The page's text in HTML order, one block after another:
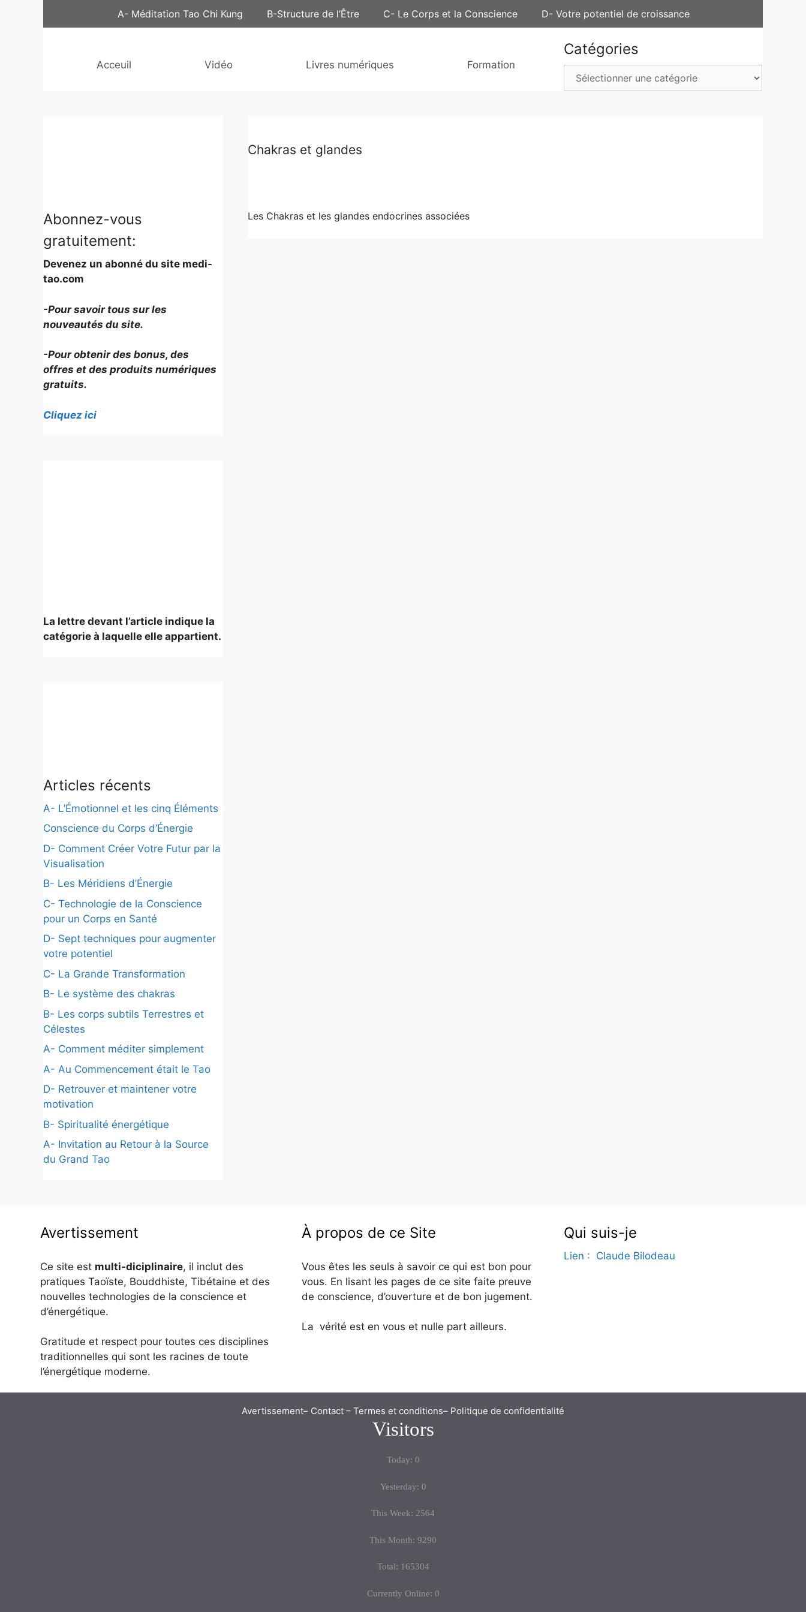
A- Méditation Tao Chi Kung B-Structure de l’Être C- Le Corps et la Conscience D- Votre potentiel de croissance
Acceuil Vidéo Livres numériques Formation
Catégories
Catégories
Chakras et glandes
Les Chakras et les glandes endocrines associées
Abonnez-vous
gratuitement:
Devenez un abonné du site medi-
tao.com
-Pour savoir tous sur les
nouveautés du site.
-Pour obtenir des bonus, des
offres et des produits numériques
gratuits.
Cliquez ici
La lettre devant l’article indique la
catégorie à laquelle elle appartient.
Articles récents
A- L’Émotionnel et les cinq Éléments
Conscience du Corps d’Énergie
D- Comment Créer Votre Futur par la
Visualisation
B- Les Méridiens d’Énergie
C- Technologie de la Conscience
pour un Corps en Santé
D- Sept techniques pour augmenter
votre potentiel
C- La Grande Transformation
B- Le système des chakras
B- Les corps subtils Terrestres et
Célestes
A- Comment méditer simplement
A- Au Commencement était le Tao
D- Retrouver et maintener votre
motivation
B- Spiritualité énergétique
A- Invitation au Retour à la Source
du Grand Tao
Avertissement
Ce site est multi-diciplinaire, il inclut des
pratiques Taoïste, Bouddhiste, Tibétaine et des
nouvelles technologies de la conscience et
d’énergétique.
Gratitude et respect pour toutes ces disciplines
traditionnelles qui sont les racines de toute
l’énergétique moderne.
À propos de ce Site
Vous êtes les seuls à savoir ce qui est bon pour
vous. En lisant les pages de ce site faite preuve
de conscience, d’ouverture et de bon jugement.
La vérité est en vous et nulle part ailleurs.
Qui suis-je
Lien : Claude Bilodeau
Avertissement– Contact – Termes et conditions– Politique de confidentialité
Visitors
Today: 0
Yesterday: 0
This Week: 2564
This Month: 9290
Total: 165304
Currently Online: 0